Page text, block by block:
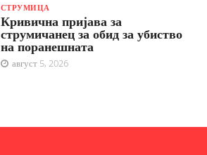
СТРУМИЦА
Кривична пријава за
струмичанец за обид за убиство
на поранешната
август 5, 2026